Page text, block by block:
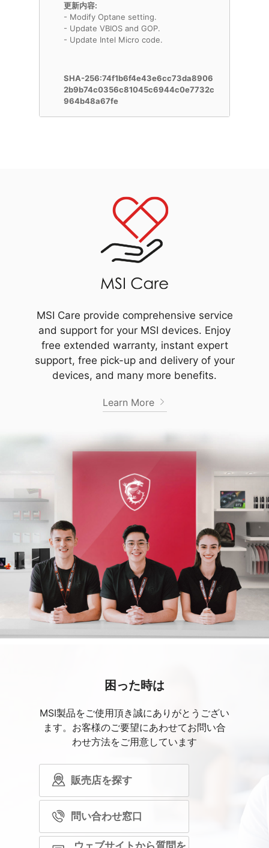
更新内容:
- Modify Optane setting.
- Update VBIOS and GOP.
- Update Intel Micro code.
SHA-256:74f1b6f4e43e6cc73da8906
2b9b74c0356c81045c6944c0e7732c
964b48a67fe
MSI Care provide comprehensive service
and support for your MSI devices. Enjoy
free extended warranty, instant expert
support, free pick-up and delivery of your
devices, and many more benefits.
Learn More
困った時は
MSI製品をご使用頂き誠にありがとうござい
ます。お客様のご要望にあわせてお問い合
わせ方法をご用意しています
販売店を探す
問い合わせ窓口
ウェブサイトから質問を